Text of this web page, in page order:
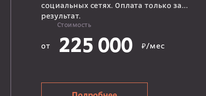
социальных сетях. Оплата только за
результат.
Стоимость
от 225 000 ₽/мес